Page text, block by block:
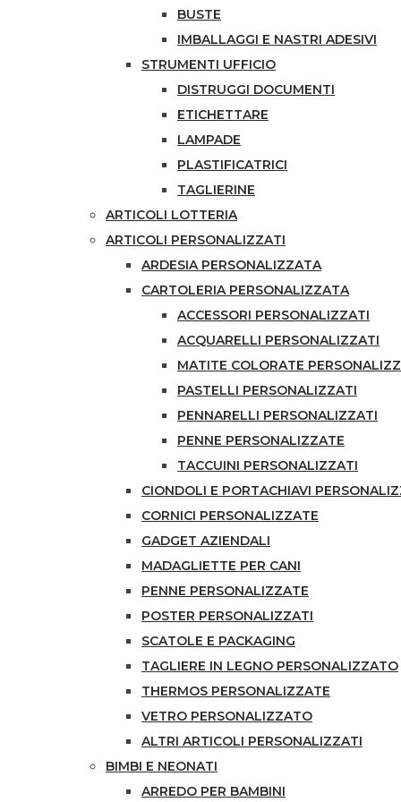
BUSTE
IMBALLAGGI E NASTRI ADESIVI
STRUMENTI UFFICIO
DISTRUGGI DOCUMENTI
ETICHETTARE
LAMPADE
PLASTIFICATRICI
TAGLIERINE
ARTICOLI LOTTERIA
ARTICOLI PERSONALIZZATI
ARDESIA PERSONALIZZATA
CARTOLERIA PERSONALIZZATA
ACCESSORI PERSONALIZZATI
ACQUARELLI PERSONALIZZATI
MATITE COLORATE
PASTELLI PERSONALIZZATI
PENNARELLI PERSONALIZZATI
PENNE PERSONALIZZATE
TACCUINI PERSONALIZZATI
CIONDOLI E PORTACHIAVI
CORNICI PERSONALIZZATE
GADGET AZIENDALI
MADAGLIETTE PER CANI
PENNE PERSONALIZZATE
POSTER PERSONALIZZATI
SCATOLE E PACKAGING
TAGLIERE IN LEGNO PERSONALIZZATO
THERMOS PERSONALIZZATE
VETRO PERSONALIZZATO
ALTRI ARTICOLI PERSONALIZZATI
BIMBI E NEONATI
ARREDO PER BAMBINI